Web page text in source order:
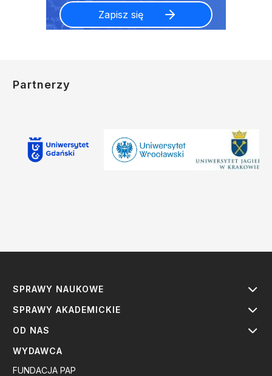
Partnerzy
SPRAWY NAUKOWE
SPRAWY AKADEMICKIE
OD NAS
WYDAWCA
FUNDACJA PAP